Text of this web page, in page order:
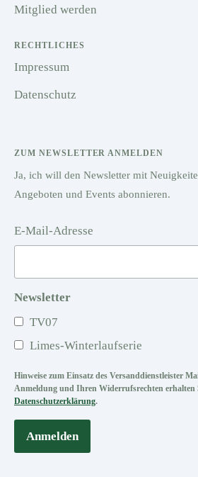
Mitglied werden
RECHTLICHES
Impressum
Datenschutz
ZUM NEWSLETTER ANMELDEN
Ja, ich will den Newsletter mit
Angeboten und Events abonnieren.
E-Mail-Adresse
Newsletter
TV07
Limes-Winterlaufserie
Hinweise zum Einsatz des Versanddienstleister
Anmeldung und Ihren Widerrufsrechten erhalten
Datenschutzerklärung.